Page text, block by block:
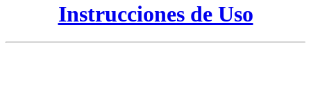
Instrucciones de Uso